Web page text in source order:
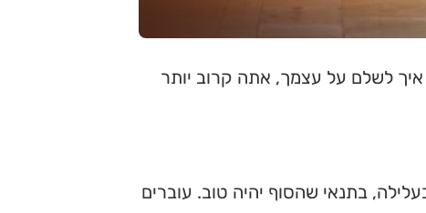
לשלם על עצמך, אתה קרוב יותר
בתנאי שהסוף יהיה טוב. עוברים